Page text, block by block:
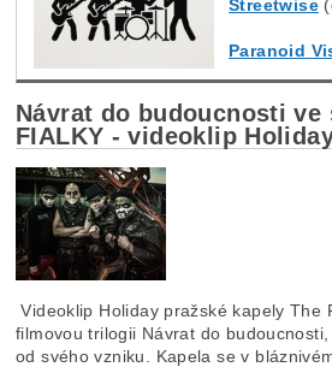
Streetwise
Paranoid
Návrat do budoucnosti ve
FIALKY - videoklip
Videoklip Holiday pražské kapely The
filmovou trilogii Návrat do
od svého vzniku. Kapela se v